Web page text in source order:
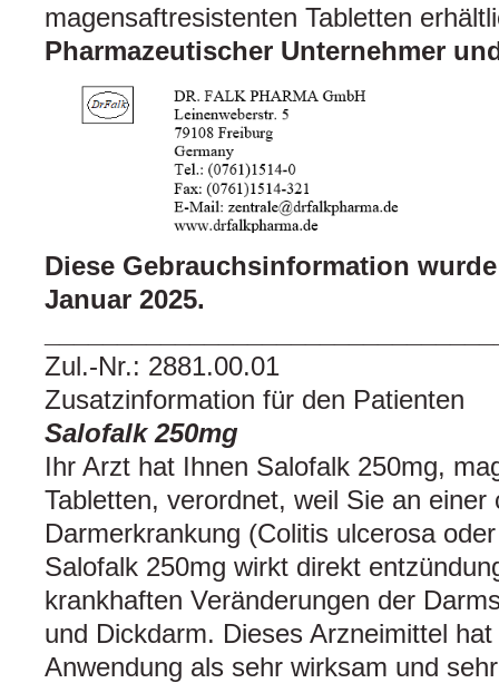
magensaftresistenten Tabletten
Pharmazeutischer Unternehmer
Diese Gebrauchsinformation
Januar 2025.
Zul.-Nr.: 2881.00.01
Zusatzinformation für den Patienten
Salofalk 250mg
Ihr Arzt hat Ihnen Salofalk 250mg,
Tabletten, verordnet, weil Sie an
Darmerkrankung (Colitis ulcerosa
Salofalk 250mg wirkt direkt
krankhaften Veränderungen der
und Dickdarm. Dieses Arzneimittel
Anwendung als sehr wirksam und